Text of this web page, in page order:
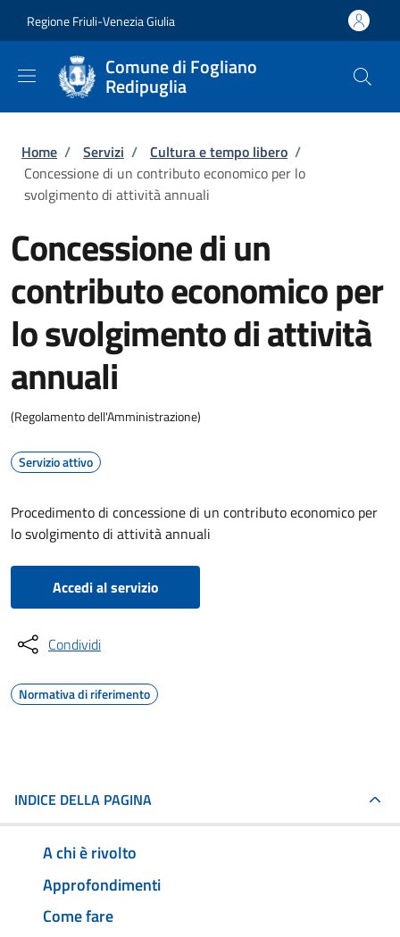
Regione Friuli-Venezia Giulia
Comune di Fogliano
Redipuglia
Briciole di pane
Home / Servizi / Cultura e tempo libero /
Concessione di un contributo economico per lo
svolgimento di attività annuali
Concessione di un
contributo economico per
lo svolgimento di attività
annuali
(Regolamento dell'Amministrazione)
Servizio attivo
Procedimento di concessione di un contributo economico per
lo svolgimento di attività annuali
Accedi al servizio
Condividi
Normativa di riferimento
INDICE DELLA PAGINA
A chi è rivolto
Approfondimenti
Come fare